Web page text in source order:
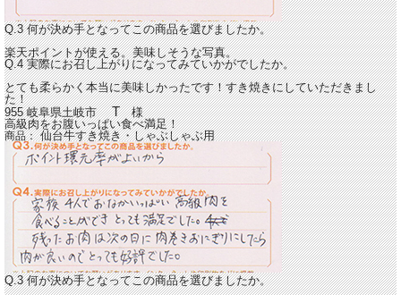
Q.3 何が決め手となってこの商品を選びましたか。
楽天ポイントが使える。美味しそうな写真。
Q.4 実際にお召し上がりになってみていかがでしたか。
とても柔らかく本当に美味しかったです！すき焼きにしていただきまし
た！
955 岐阜県土岐市T様
高級肉をお腹いっぱい食べ満足！
商品：仙台牛すき焼き・しゃぶしゃぶ用
Q.3 何が決め手となってこの商品を選びましたか。